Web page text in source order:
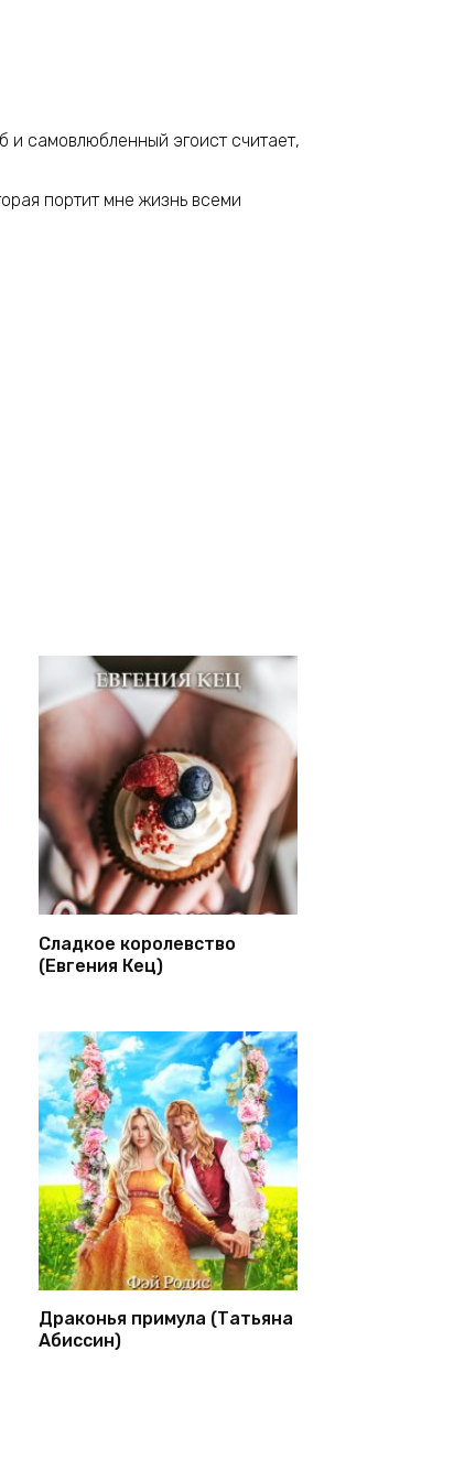
и самовлюбленный эгоист считает,
портит мне жизнь всеми
Сладкое королевство
(Евгения Кец)
Драконья примула (Татьяна
Абиссин)